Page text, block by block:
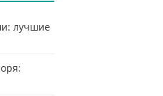
лучшие